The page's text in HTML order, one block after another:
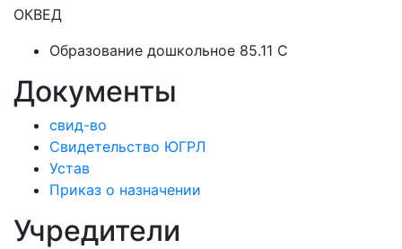
ОКВЕД
Образование дошкольное 85.11 C
Документы
свид-во
Свидетельство ЮГРЛ
Устав
Приказ о назначении
Учредители